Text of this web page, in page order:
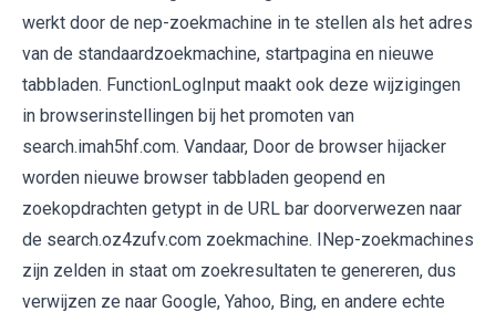
werkt door de nep-zoekmachine in te stellen als het adres
van de standaardzoekmachine, startpagina en nieuwe
tabbladen. FunctionLogInput maakt ook deze wijzigingen
in browserinstellingen bij het promoten van
search.imah5hf.com. Vandaar, Door de browser hijacker
worden nieuwe browser tabbladen geopend en
zoekopdrachten getypt in de URL bar doorverwezen naar
de search.oz4zufv.com zoekmachine. INep-zoekmachines
zijn zelden in staat om zoekresultaten te genereren, dus
verwijzen ze naar Google, Yahoo, Bing, en andere echte